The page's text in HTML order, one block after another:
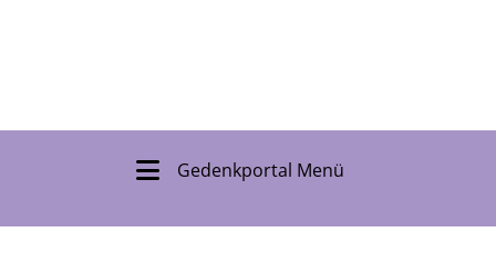
Gedenkportal Menü